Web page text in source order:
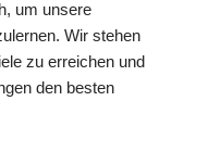
um unsere
Wir stehen
zu erreichen und
den besten